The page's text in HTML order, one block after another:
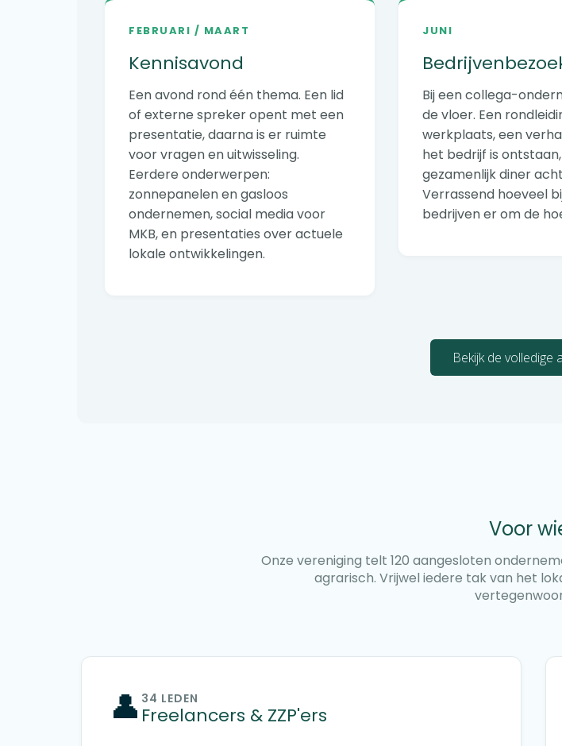
FEBRUARI / MAART
Kennisavond
Een avond rond één thema. Een lid
of externe spreker opent met een
presentatie, daarna is er ruimte
voor vragen en uitwisseling.
Eerdere onderwerpen:
zonnepanelen en gasloos
ondernemen, social media voor
MKB, en presentaties over actuele
lokale ontwikkelingen.
JUNI
Bij een collega-
de vloer. Een
werkplaats, een
het bedrijf is
gezamenlijk diner
Verrassend hoeveel
bedrijven er om de
Bekijk de volledige
Voor
Onze vereniging telt 120 aangesloten
agrarisch. Vrijwel iedere tak van het
👤 34 LEDEN
Freelancers & ZZP'ers